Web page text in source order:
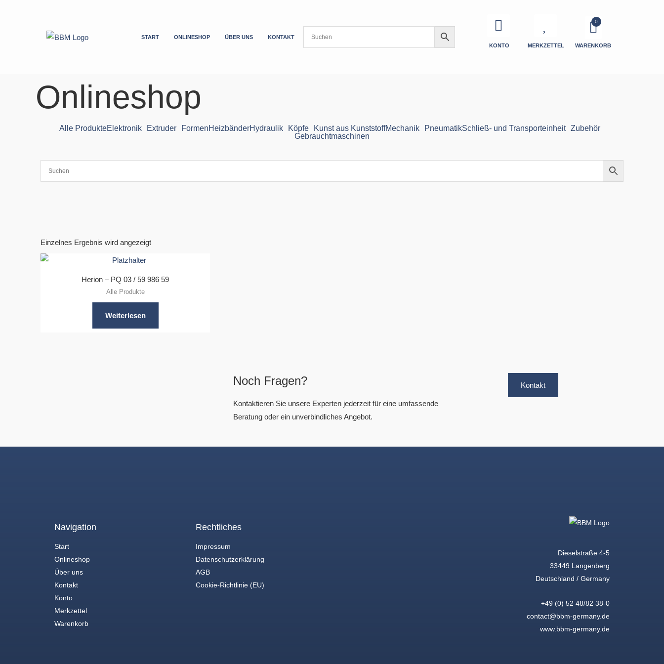
START ONLINESHOP ÜBER UNS
KONTAKT
KONTO
MERKZETTEL WARENKORB
Onlineshop
Alle ProdukteElektronik Extruder FormenHeizbänderHydraulik Köpfe Kunst aus KunststoffMechanik PneumatikSchließ- und Transporteinheit
Zubehör
Gebrauchtmaschinen
Einzelnes Ergebnis wird angezeigt
Herion – PQ 03 / 59 986 59
Alle Produkte
Weiterlesen
Noch Fragen?
Kontaktieren Sie unsere Experten jederzeit für eine umfassende
Beratung oder ein unverbindliches Angebot.
Kontakt
Navigation
Start
Onlineshop
Über uns
Kontakt
Konto
Merkzettel
Warenkorb
Rechtliches
Impressum
Datenschutzerklärung
AGB
Cookie-Richtlinie (EU)
Dieselstraße 4-5
33449 Langenberg
Deutschland / Germany
+49 (0) 52 48/82 38-0
contact@bbm-germany.de
www.bbm-germany.de